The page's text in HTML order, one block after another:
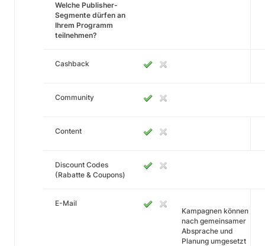
Welche Publisher-
Segmente dürfen an
Ihrem Programm
teilnehmen?
Cashback
Community
Content
Discount Codes
(Rabatte & Coupons)
E-Mail
Kampagnen können
nach gemeinsamer
Absprache und
Planung umgesetzt